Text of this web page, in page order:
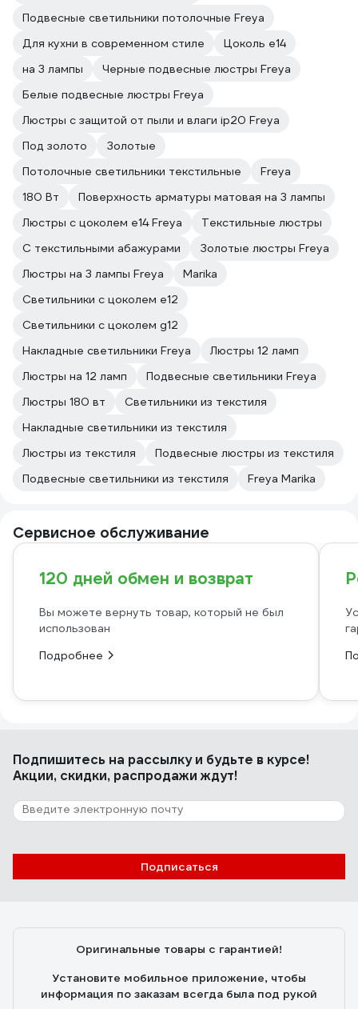
Подвесные светильники потолочные Freya
Для кухни в современном стиле
Цоколь e14
на 3 лампы
Черные подвесные люстры Freya
Белые подвесные люстры Freya
Люстры с защитой от пыли и влаги ip20 Freya
Под золото
Золотые
Потолочные светильники текстильные
Freya
180 Вт
Поверхность арматуры матовая на 3 лампы
Люстры с цоколем e14 Freya
Текстильные люстры
С текстильными абажурами
Золотые люстры Freya
Люстры на 3 лампы Freya
Marika
Светильники с цоколем e12
Светильники с цоколем g12
Накладные светильники Freya
Люстры 12 ламп
Люстры на 12 ламп
Подвесные светильники Freya
Люстры 180 вт
Светильники из текстиля
Накладные светильники из текстиля
Люстры из текстиля
Подвесные люстры из текстиля
Подвесные светильники из текстиля
Freya Marika
Сервисное обслуживание
120 дней обмен и возврат
Вы можете вернуть товар, который не был
использован
Подробнее
Подпишитесь на рассылкуи будьте в курсе!
Акции, скидки, распродажи ждут!
Подписаться
Оригинальные товары с гарантией!
Установите мобильное приложение, чтобы
информация по заказам всегда была под рукой